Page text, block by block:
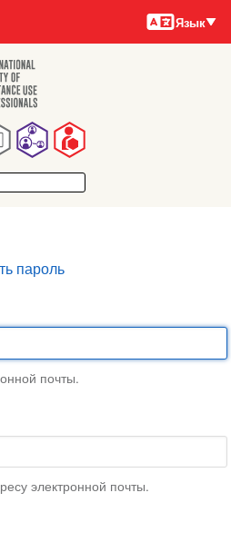
Языки
Язык
пароль
почты.
электронной почты.